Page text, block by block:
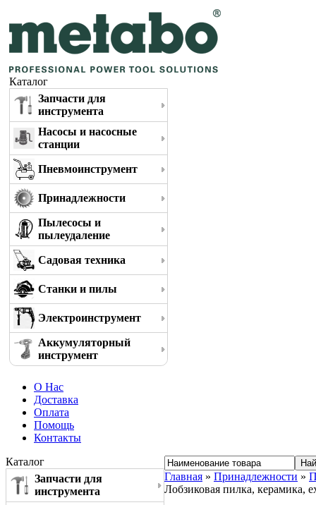
Каталог
Запчасти для
инструмента
Насосы и насосные
станции
Пневмоинструмент
Принадлежности
Пылесосы и
пылеудаление
Садовая техника
Станки и пилы
Электроинструмент
Аккумуляторный
инструмент
О Нас
Доставка
Оплата
Помощь
Контакты
Каталог
Запчасти для
инструмента
Главная » Принадлежности »
Лобзиковая пилка, керамика,